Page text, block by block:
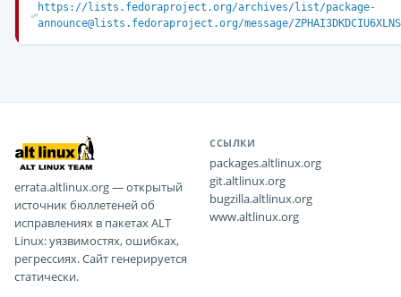
https://lists.fedoraproject.org/archives/list/package-
announce@lists.fedoraproject.org/message/
errata.altlinux.org — открытый
источник бюллетеней об
исправлениях в пакетах ALT
Linux: уязвимостях, ошибках,
регрессиях. Сайт генерируется
статически.
ССЫЛКИ
packages.altlinux.org
git.altlinux.org
bugzilla.altlinux.org
www.altlinux.org